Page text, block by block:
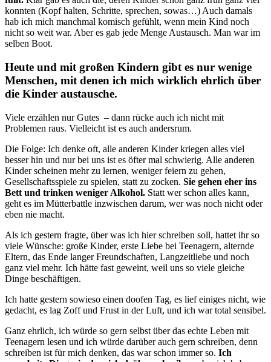
konnten (Kopf halten, Schritte, sprechen, sowas…) Auch damals
hab ich mich manchmal komisch gefühlt, wenn mein Kind noch
nicht so weit war. Aber es gab jede Menge Austausch. Man war im
selben Boot.
Heute und mit großen Kindern gibt es nur wenige
Menschen, mit denen ich mich wirklich ehrlich über
die Kinder austausche.
Viele erzählen nur Gutes – dann rücke auch ich nicht mit
Problemen raus. Vielleicht ist es auch andersrum.
Die Folge: Ich denke oft, alle anderen Kinder kriegen alles viel
besser hin und nur bei uns ist es öfter mal schwierig. Alle anderen
Kinder scheinen mehr zu lernen, weniger feiern zu gehen,
Gesellschaftsspiele zu spielen, statt zu zocken. Sie gehen eher ins
Bett und trinken weniger Alkohol. Statt wer schon alles kann,
geht es im Mütterbattle inzwischen darum, wer was noch nicht oder
eben nie macht.
Als ich gestern fragte, über was ich hier schreiben soll, hattet ihr so
viele Wünsche: große Kinder, erste Liebe bei Teenagern, alternde
Eltern, das Ende langer Freundschaften, Langzeitliebe und noch
ganz viel mehr. Ich hätte fast geweint, weil uns so viele gleiche
Dinge beschäftigen.
Ich hatte gestern sowieso einen doofen Tag, es lief einiges nicht, wie
gedacht, es lag Zoff und Frust in der Luft, und ich war total sensibel.
Ganz ehrlich, ich würde so gern selbst über das echte Leben mit
Teenagern lesen und ich würde darüber auch gern schreiben, denn
schreiben ist für mich denken, das war schon immer so. Ich